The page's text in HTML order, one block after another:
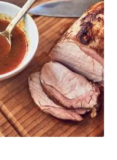
sous vide